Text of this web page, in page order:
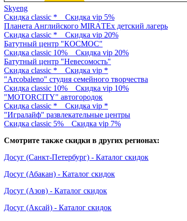
Skyeng
Скидка classic *
Скидка vip 5%
Планета Английского MIRАTEx детский лагерь
Скидка classic *
Скидка vip 20%
Батутный центр "КОСМОС"
Скидка classic 10%
Скидка vip 20%
Батутный центр "Невесомость"
Скидка classic *
Скидка vip *
"Arcobaleno" студия семейного творчества
Скидка classic 10%
Скидка vip 10%
"MOTORCITY" автогородок
Скидка classic *
Скидка vip *
"Игралайф" развлекательные центры
Скидка classic 5%
Скидка vip 7%
Смотрите также скидки в других регионах:
Досуг (Санкт-Петербург) - Каталог скидок
Досуг (Абакан) - Каталог скидок
Досуг (Азов) - Каталог скидок
Досуг (Аксай) - Каталог скидок